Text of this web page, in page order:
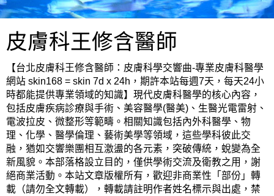
皮膚科王修含醫師
【台北皮膚科王修含醫師：皮膚科學交響曲-專業皮膚科醫學
網站 skin168 = skin 7d x 24h，期許本站每週7天，每天24小
時都能提供專業領域的知識】現代皮膚科醫學的核心內容，
包括皮膚疾病診療與手術、美容醫學(醫美)、生醫光電雷射、
電波拉皮、微整形等範疇。相關知識包括內外科醫學、物
理、化學、醫學倫理、藝術美學等領域，這些學科彼此交
融，猶如交響樂團相互激盪的各元素，突破傳統，蛻變為全
新風貌。本部落格設立目的，僅供學術交流及衛教之用，謝
絕商業活動。本站文章版權所有，歡迎非商業性「部份」轉
載（請勿全文轉載），轉載請註明作者姓名標示與出處，禁